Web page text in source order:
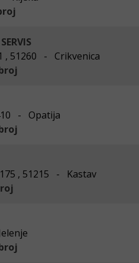
, 51260 - Crikvenica
- Opatija
, 51215 - Kastav